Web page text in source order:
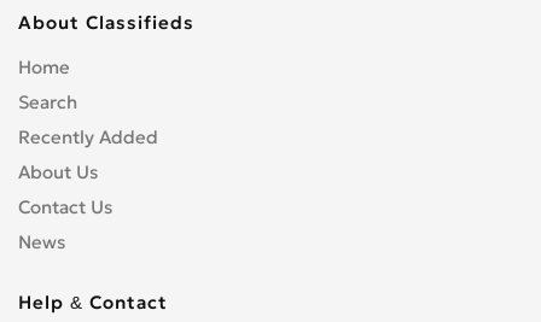
About Classifieds
Home
Search
Recently Added
About Us
Contact Us
News
Help & Contact